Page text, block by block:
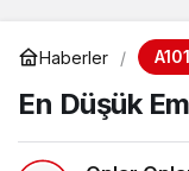
Haberler
En Düşük